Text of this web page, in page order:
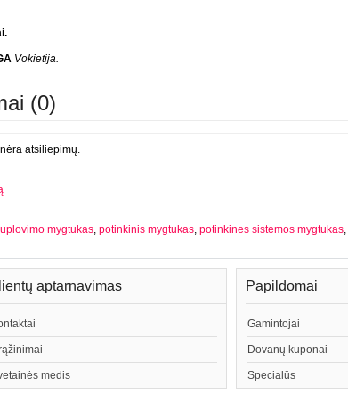
Vokietija.
(0)
atsiliepimų.
mygtukas, potinkinis mygtukas, potinkines sistemos mygtukas,
aptarnavimas
medis
Papildomai
Gamintojai
Dovanų kuponai
Specialūs